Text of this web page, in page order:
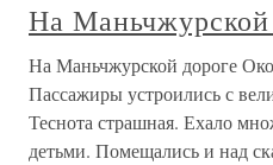
На Маньчжурской
На Маньчжурской дороге
Пассажиры устроились с
Теснота страшная. Ехало
детьми. Помещались и над